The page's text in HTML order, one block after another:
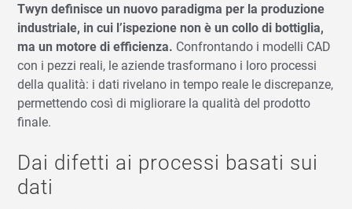
Twyn definisce un nuovo paradigma per la produzione
industriale, in cui l’ispezione non è un collo di bottiglia,
ma un motore di efficienza. Confrontando i modelli CAD
con i pezzi reali, le aziende trasformano i loro processi
della qualità: i dati rivelano in tempo reale le discrepanze,
permettendo così di migliorare la qualità del prodotto
finale.
Dai difetti ai processi basati sui
dati